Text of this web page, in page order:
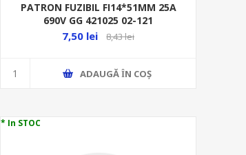
PATRON FUZIBIL FI14*51MM 25A
690V GG 421025 02-121
7,50 lei 8,43 lei
ADAUGĂ ȊN COŞ
* In STOC